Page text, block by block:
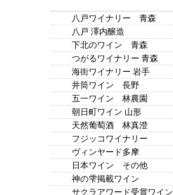
八戸ワイナリー 青森
八戸 澤内醸造
下北のワイン 青森
つがるワイナリー 青森
海街ワイナリー 岩手
井筒ワイン 長野
五一ワイン 林農園
朝日町ワイン 山形
天然葡萄酒 林真澄
フジッコワイナリー
ヴィンヤード多摩
日本ワイン その他
神の雫掲載ワイン
サクラアワード受賞ワイン